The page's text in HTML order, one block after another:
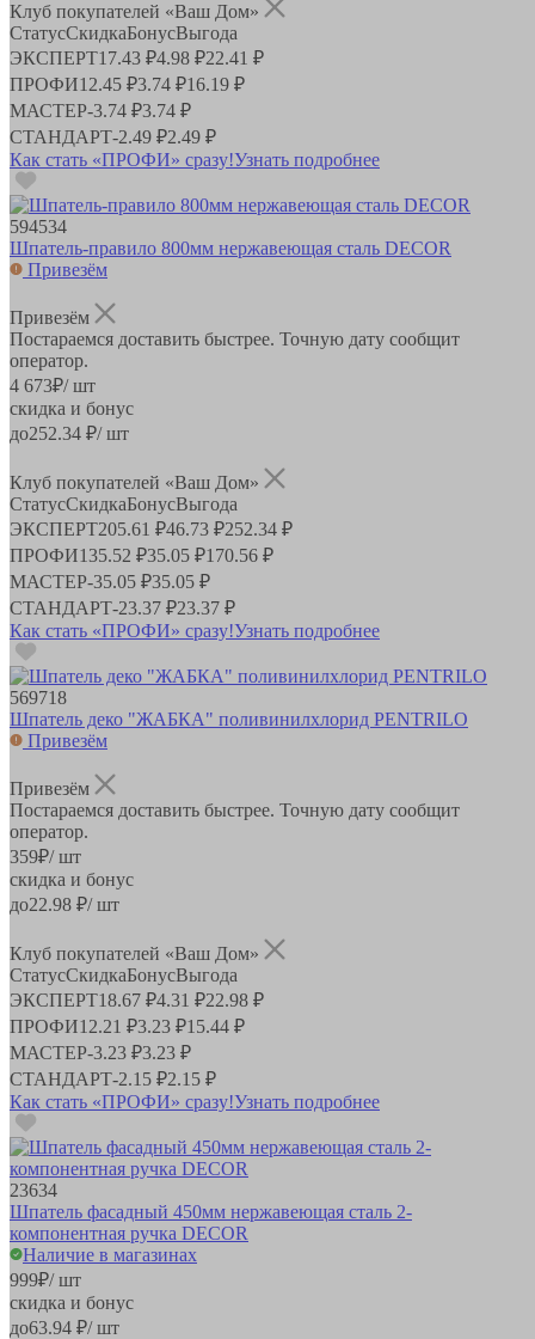
Клуб покупателей «Ваш Дом»
СтатусСкидкаБонусВыгода
ЭКСПЕРТ17.43 ₽4.98 ₽22.41 ₽
ПРОФИ12.45 ₽3.74 ₽16.19 ₽
МАСТЕР-3.74 ₽3.74 ₽
СТАНДАРТ-2.49 ₽2.49 ₽
Как стать «ПРОФИ» сразу!Узнать подробнее
594534
Шпатель-правило 800мм нержавеющая сталь DECOR
Привезём
Привезём
Постараемся доставить быстрее. Точную дату сообщит
оператор.
4 673₽/ шт
скидка и бонус
до252.34 ₽/ шт
Клуб покупателей «Ваш Дом»
СтатусСкидкаБонусВыгода
ЭКСПЕРТ205.61 ₽46.73 ₽252.34 ₽
ПРОФИ135.52 ₽35.05 ₽170.56 ₽
МАСТЕР-35.05 ₽35.05 ₽
СТАНДАРТ-23.37 ₽23.37 ₽
Как стать «ПРОФИ» сразу!Узнать подробнее
569718
Шпатель деко "ЖАБКА" поливинилхлорид PENTRILO
Привезём
Привезём
Постараемся доставить быстрее. Точную дату сообщит
оператор.
359₽/ шт
скидка и бонус
до22.98 ₽/ шт
Клуб покупателей «Ваш Дом»
СтатусСкидкаБонусВыгода
ЭКСПЕРТ18.67 ₽4.31 ₽22.98 ₽
ПРОФИ12.21 ₽3.23 ₽15.44 ₽
МАСТЕР-3.23 ₽3.23 ₽
СТАНДАРТ-2.15 ₽2.15 ₽
Как стать «ПРОФИ» сразу!Узнать подробнее
23634
Шпатель фасадный 450мм нержавеющая сталь 2-
компонентная ручка DECOR
Наличие в магазинах
999₽/ шт
скидка и бонус
до63.94 ₽/ шт